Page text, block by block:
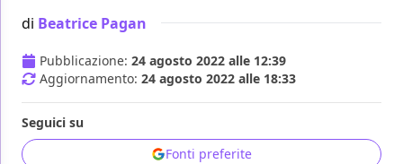
di Beatrice Pagan
Pubblicazione: 24 agosto 2022 alle 12:39
Aggiornamento: 24 agosto 2022 alle 18:33
Seguici su
Fonti preferite